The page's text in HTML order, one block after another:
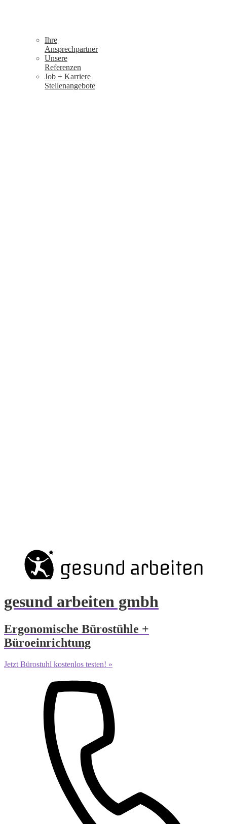
Ihre
Ansprechpartner
Unsere
Referenzen
Job + Karriere
Stellenangebote
gesund arbeiten gmbh
Ergonomische Bürostühle +
Büroeinrichtung
Jetzt Bürostuhl kostenlos testen! »